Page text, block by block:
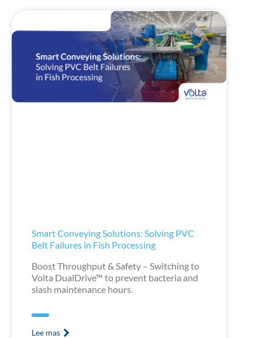
Smart Conveying Solutions: Solving PVC
Belt Failures in Fish Processing
Boost Throughput & Safety – Switching to
Volta DualDrive™ to prevent bacteria and
slash maintenance hours.
Lee mas